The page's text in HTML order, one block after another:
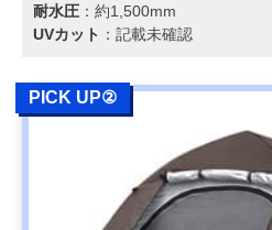
耐水圧 ：約1,500mm
UVカット ：記載未確認
PICK UP②